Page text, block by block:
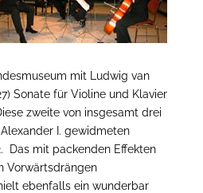
mit Ludwig van
Sonate für Violine und Klavier
zweite von insgesamt drei
I. gewidmeten
Das mit packenden Effekten
Vorwärtsdrängen
ebenfalls ein wunderbar